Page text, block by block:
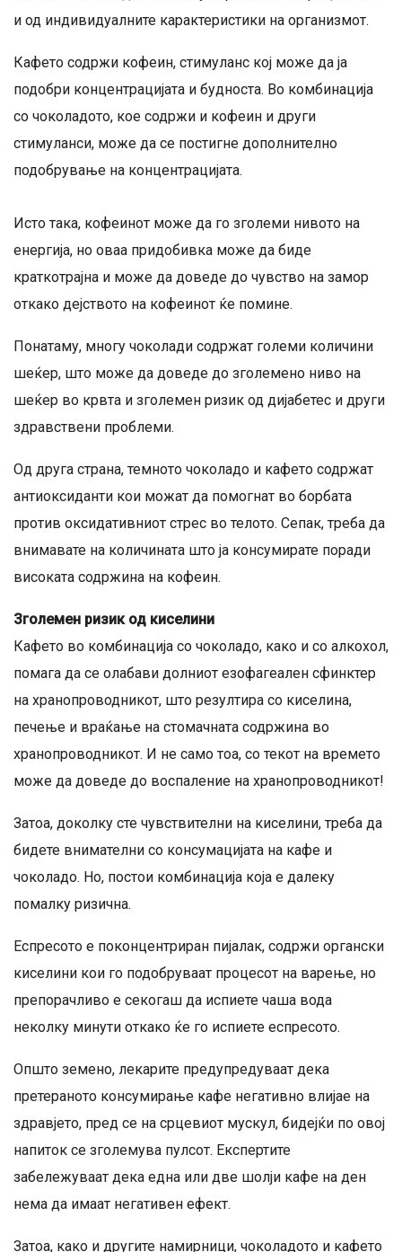
и од индивидуалните карактеристики на организмот.
Кафето содржи кофеин, стимуланс кој може да ја
подобри концентрацијата и будноста. Во комбинација
со чоколадото, кое содржи и кофеин и други
стимуланси, може да се постигне дополнително
подобрување на концентрацијата.
Исто така, кофеинот може да го зголеми нивото на
енергија, но оваа придобивка може да биде
краткотрајна и може да доведе до чувство на замор
откако дејството на кофеинот ќе помине.
Понатаму, многу чоколади содржат големи количини
шеќер, што може да доведе до зголемено ниво на
шеќер во крвта и зголемен ризик од дијабетес и други
здравствени проблеми.
Од друга страна, темното чоколадо и кафето содржат
антиоксиданти кои можат да помогнат во борбата
против оксидативниот стрес во телото. Сепак, треба да
внимавате на количината што ја консумирате поради
високата содржина на кофеин.
Зголемен ризик од киселини
Кафето во комбинација со чоколадо, како и со алкохол,
помага да се олабави долниот езофагеален сфинктер
на хранопроводникот, што резултира со киселина,
печење и враќање на стомачната содржина во
хранопроводникот. И не само тоа, со текот на времето
може да доведе до воспаление на хранопроводникот!
Затоа, доколку сте чувствителни на киселини, треба да
бидете внимателни со консумацијата на кафе и
чоколадо. Но, постои комбинација која е далеку
помалку ризична.
Еспресото е поконцентриран пијалак, содржи органски
киселини кои го подобруваат процесот на варење, но
препорачливо е секогаш да испиете чаша вода
неколку минути откако ќе го испиете еспресото.
Општо земено, лекарите предупредуваат дека
претераното консумирање кафе негативно влијае на
здравјето, пред се на срцевиот мускул, бидејќи по овој
напиток се зголемува пулсот. Експертите
забележуваат дека една или две шолји кафе на ден
нема да имаат негативен ефект.
Затоа, како и другите намирници, чоколадото и кафето